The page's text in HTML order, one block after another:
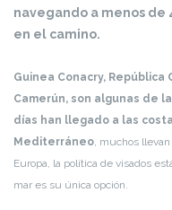
navegando a menos de
en el camino.
Guinea Conacry,
Camerún, son algunas de
días han llegado a las
Mediterráneo, muchos
Europa, la política de visados
mar es su única opción.